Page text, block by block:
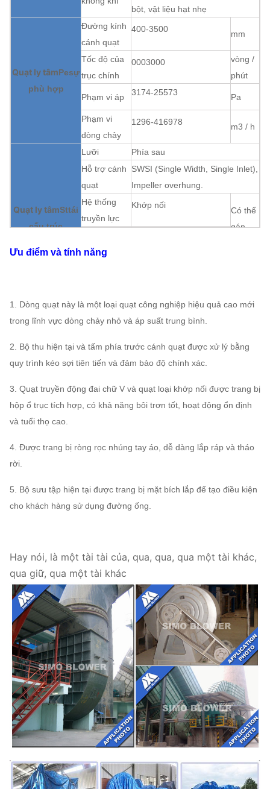
bột, vật liệu hạt nhẹ
Quạt ly tâmPesự
phù hợp
Đường kính
cánh quạt
400-3500 mm
Tốc độ của
trục chính
0003000
vòng /
phút
Phạm vi áp 3174-25573 Pa
Phạm vi
dòng chảy
1296-416978 m3 / h
Quạt ly tâmSttái
cấu trúc
Lưỡi
Phía sau
Hỗ trợ cánh
quạt
SWSI (Single Width, Single Inlet),
Impeller overhung.
Hệ thống
truyền lực
Khớp nối
Có thể
gán
Làm mát ổ
Quạt ly
tâmSystem
Cấu hình
Xe máy
ABB, SIEMENS, WEG,
TECO, SIMO, thương
Có thể
Bánh công
tác
Q235, Q345, SS304,
SS316, HG785, DB685 ...
Vỏ, nón khí,
Bộ giảm xóc
Q235, Q345, SS304,
Thép 45 # (Thép kết cấu
42CrMo, Thép không gỉ
...
Quạt ly
tâmÔiptional
Các thành phần
giảm thanh, Bộ bù đường ống vào & ra,
Mặt bích đầu vào và đầu ra, Damper, Thiết bị
truyền động điện, Bộ cách ly sốc, Khớp nối
màng, Khớp nối chất lỏng, Vỏ mưa động cơ,
Cảm biến nhiệt độ, Cảm biến rung, Khởi động
mềm, Biến tần, Động cơ điện đặc biệt, Thiết bị
giám sát hệ thống, Hệ thống bôi trơn, Bình
dầu trên cao, v.v.
Ưu điểm và tính năng
1. Dòng quạt này là một loại quạt công nghiệp hiệu quả cao mới
trong lĩnh vực dòng chảy nhỏ và áp suất trung bình.
2. Bộ thu hiện tại và tấm phía trước cánh quạt được xử lý bằng
quy trình kéo sợi tiên tiến và đảm bảo độ chính xác.
3. Quạt truyền động đai chữ V và quạt loại khớp nối được trang bị
hộp ổ trục tích hợp, có khả năng bôi trơn tốt, hoạt động ổn định
và tuổi thọ cao.
4. Được trang bị ròng rọc nhúng tay áo, dễ dàng lắp ráp và tháo
rời.
5. Bộ sưu tập hiện tại được trang bị mặt bích lắp để tạo điều kiện
cho khách hàng sử dụng đường ống.
Hay nói, là một tài tài của, qua, qua, qua một tài khác,
qua giữ, qua một tài khác